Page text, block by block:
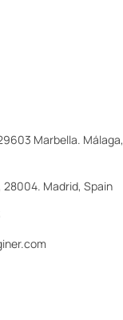
Marbella. Málaga,
28004. Madrid, Spain